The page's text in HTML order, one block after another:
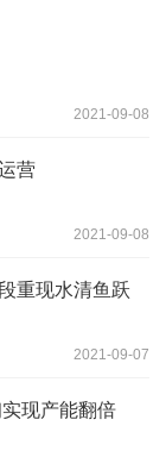
2021-09-08
营
2021-09-08
重现水清鱼跃
2021-09-07
现产能翻倍